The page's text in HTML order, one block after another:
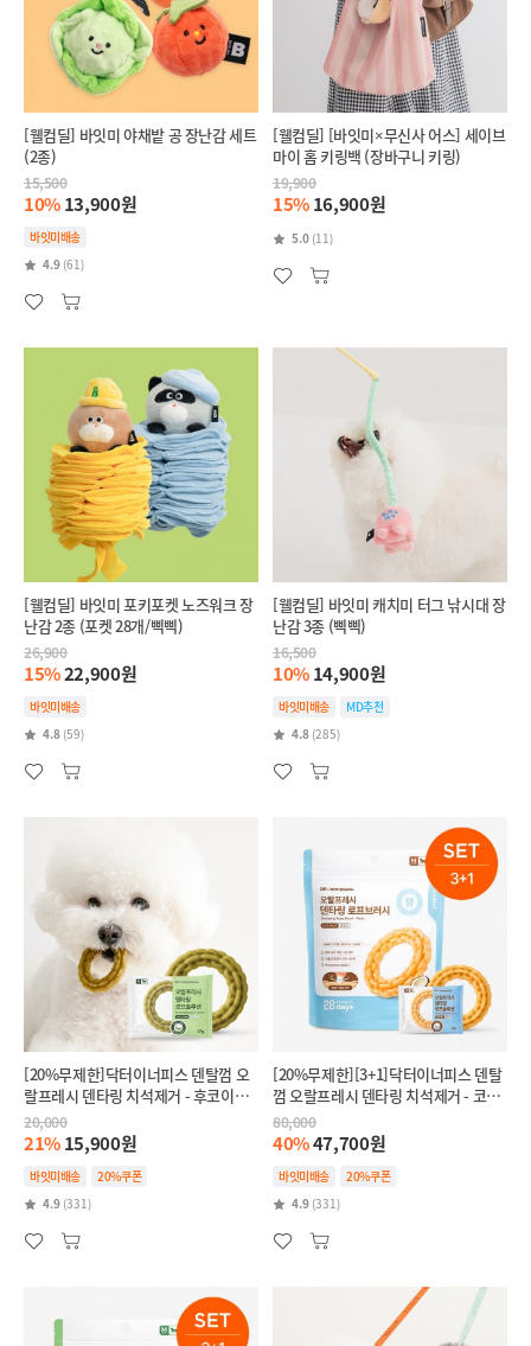
[웰컴딜] 바잇미 야채밭 공 장난감 세트
(2종)
15,500
10%13,900원
바잇미배송
4.9 (61)
[웰컴딜] [바잇미×무신사 어스] 세이브
마이 홈 키링백 (장바구니 키링)
19,900
15%16,900원
5.0 (11)
[웰컴딜] 바잇미 포키포켓 노즈워크 장
난감 2종 (포켓 28개/삑삑)
26,900
15%22,900원
바잇미배송
4.8 (59)
[웰컴딜] 바잇미 캐치미 터그 낚시대 장
난감 3종 (삑삑)
16,500
10%14,900원
바잇미배송
MD추천
4.8 (285)
[20%무제한]닥터이너피스 덴탈껌 오
랄프레시 덴타링 치석제거 - 후코이단
(인텐시브,항산화)
20,000
21%15,900원
바잇미배송
20%쿠폰
4.9 (331)
[20%무제한][3+1]닥터이너피스 덴탈
껌 오랄프레시 덴타링 치석제거 - 코코
넛(릴랙스,스트레스완화)
80,000
40%47,700원
바잇미배송
20%쿠폰
4.9 (331)